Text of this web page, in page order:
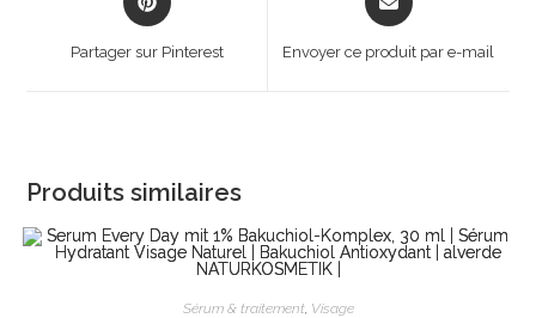
in
Partager sur Pinterest
in
new
Envoyer ce produit par e-mail
Produits similaires
Sérum & traitement, Visage